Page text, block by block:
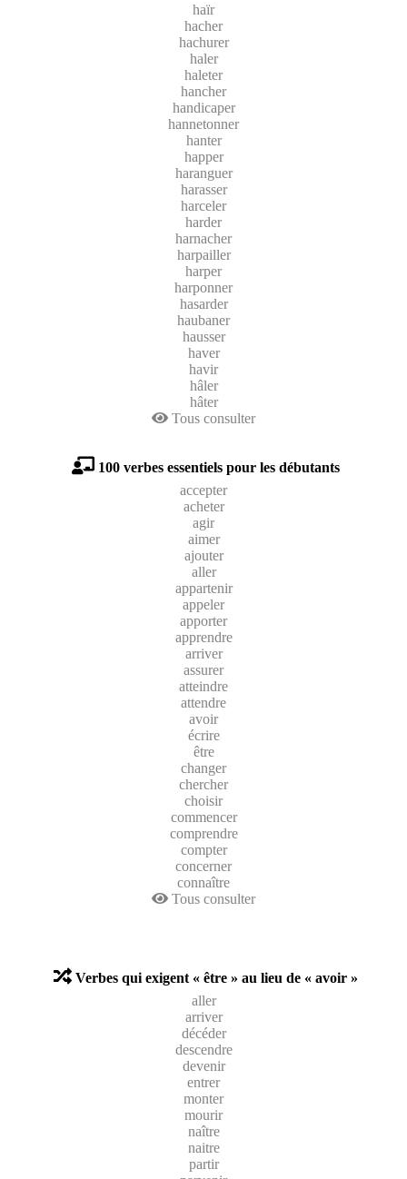
haïr
hacher
hachurer
haler
haleter
hancher
handicaper
hannetonner
hanter
happer
haranguer
harasser
harceler
harder
harnacher
harpailler
harper
harponner
hasarder
haubaner
hausser
haver
havir
hâler
hâter
Tous consulter
100 verbes essentiels pour les débutants
accepter
acheter
agir
aimer
ajouter
aller
appartenir
appeler
apporter
apprendre
arriver
assurer
atteindre
attendre
avoir
écrire
être
changer
chercher
choisir
commencer
comprendre
compter
concerner
connaître
Tous consulter
Verbes qui exigent « être » au lieu de « avoir »
aller
arriver
décéder
descendre
devenir
entrer
monter
mourir
naître
naitre
partir